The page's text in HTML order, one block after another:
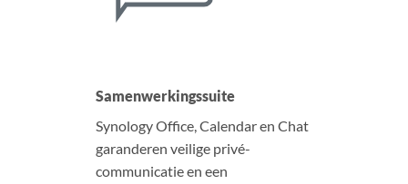
Samenwerkingssuite
Synology Office, Calendar en Chat
garanderen veilige privé-
communicatie en een